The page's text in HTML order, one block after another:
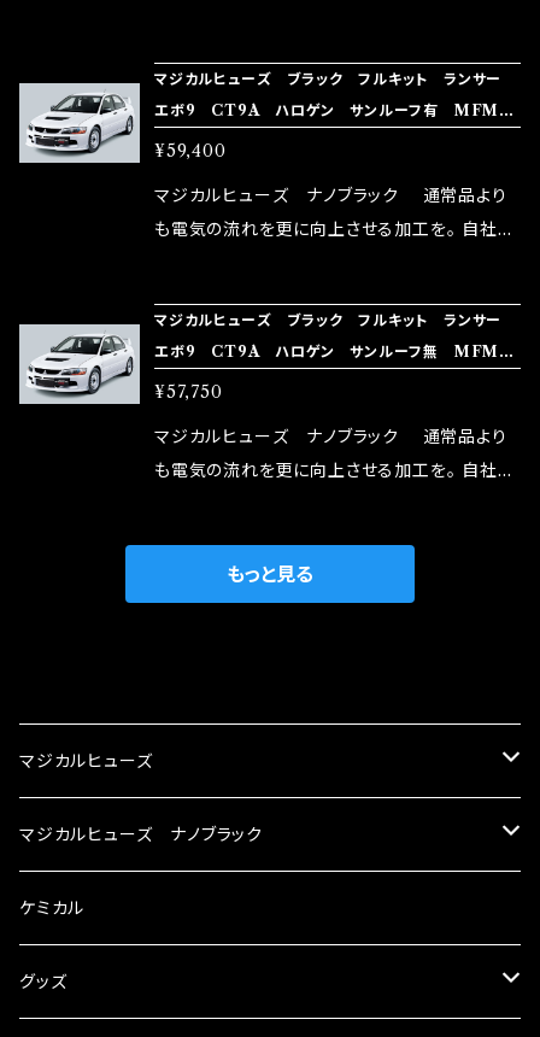
rz）の2店舗の専売品になりますので宜しくお願
い致します。
メ！ レーシングドライバーMAX織戸選手がテス
ターとなり吟味し時間を掛けて検証し、これは
体感出来て面白く、車には必ずプラスになりデメ
リットが無い。と。 コラボ開発製品です。 購入先
はこちらのマジカルヒューズ直販サイトと横浜に
rz）の2店舗の専売品になりますので宜しくお願
い致します。
マジカルヒューズ ブラック フルキット ランサー
エボ9 CT9A ハロゲン サンルーフ有 MFMF
B210 36個
¥59,400
マジカルヒューズ ナノブラック 通常品より
も電気の流れを更に向上させる加工を。 自社比
メ！ レーシングドライバーMAX織戸選手がテス
ターとなり吟味し時間を掛けて検証し、これは
体感出来て面白く、車には必ずプラスになりデメ
リットが無い。と。 コラボ開発製品です。 購入先
はこちらのマジカルヒューズ直販サイトと横浜に
rz）の2店舗の専売品になりますので宜しくお願
い致します。
マジカルヒューズ ブラック フルキット ランサー
エボ9 CT9A ハロゲン サンルーフ無 MFMF
B209 35個
¥57,750
マジカルヒューズ ナノブラック 通常品より
も電気の流れを更に向上させる加工を。 自社比
メ！ レーシングドライバーMAX織戸選手がテス
ターとなり吟味し時間を掛けて検証し、これは
い致します。
もっと見る
マジカルヒューズ
スズキ
KEI
アルト
スバル
BRZ
ダイハツ
マジカルヒューズ ナノブラック
スズキ ブラック
KEI
スバル ブラック
ケミカル
グッズ